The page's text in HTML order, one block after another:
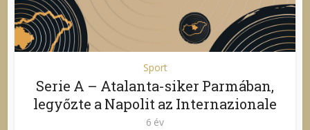
Sport
Serie A – Atalanta-siker Parmában,
legyőzte a Napolit az Internazionale
6 év